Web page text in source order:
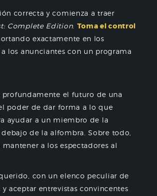
correcta y comienza a traer
Complete Edition. Toma el control
exactamente en los
los anunciantes con un programa
el futuro de una
el poder de dar forma a lo que
ayudar a un miembro de la
de la alfombra. Sobre todo,
a los espectadores al
con un elenco peculiar de
aceptar entrevistas convincentes